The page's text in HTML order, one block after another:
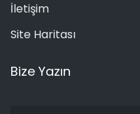
İletişim
Site Haritası
Bize Yazın